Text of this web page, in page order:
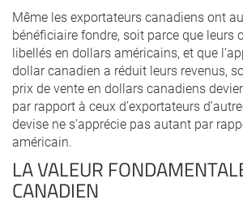
Même les exportateurs canadiens ont
bénéficiaire fondre, soit parce que leurs
libellés en dollars américains, et que
dollar canadien a réduit leurs revenus,
prix de vente en dollars canadiens
par rapport à ceux d’exportateurs
devise ne s’apprécie pas autant par
américain.
LA VALEUR
CANADIEN